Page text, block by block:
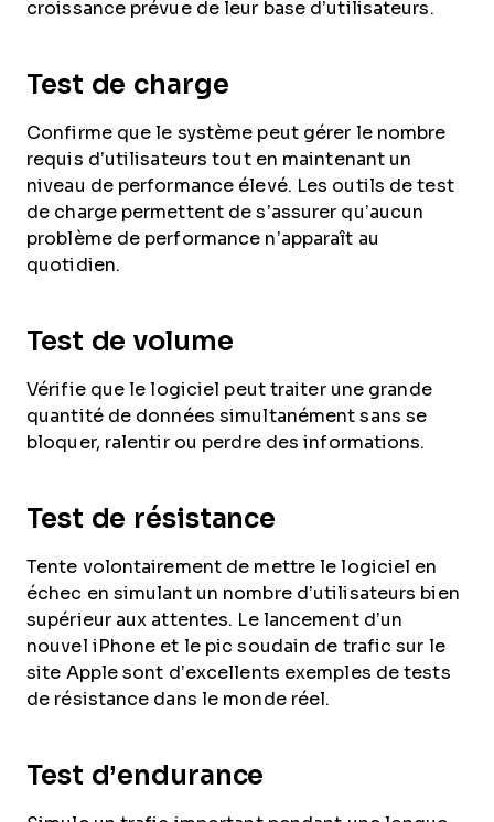
croissance prévue de leur base d’utilisateurs.
Test de charge
Confirme que le système peut gérer le nombre
requis d’utilisateurs tout en maintenant un
niveau de performance élevé. Les outils de test
de charge permettent de s’assurer qu’aucun
problème de performance n’apparaît au
quotidien.
Test de volume
Vérifie que le logiciel peut traiter une grande
quantité de données simultanément sans se
bloquer, ralentir ou perdre des informations.
Test de résistance
Tente volontairement de mettre le logiciel en
échec en simulant un nombre d’utilisateurs bien
supérieur aux attentes. Le lancement d’un
nouvel iPhone et le pic soudain de trafic sur le
site Apple sont d’excellents exemples de tests
de résistance dans le monde réel.
Test d’endurance